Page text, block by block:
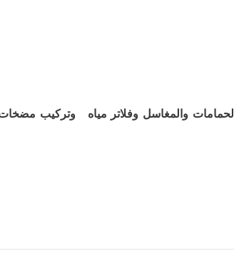
والمغاسل وفلاتر مياه وتركيب